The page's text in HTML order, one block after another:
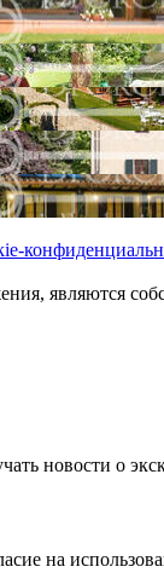
являются
новости о
на